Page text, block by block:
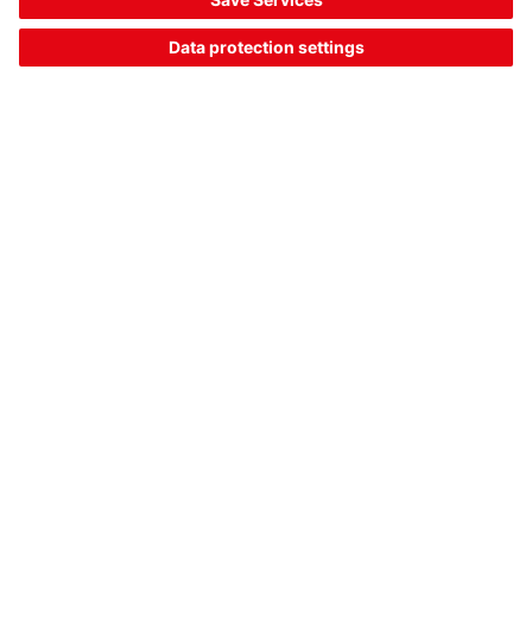
连接:接头, M8
最小切出点(OFF):15 mm